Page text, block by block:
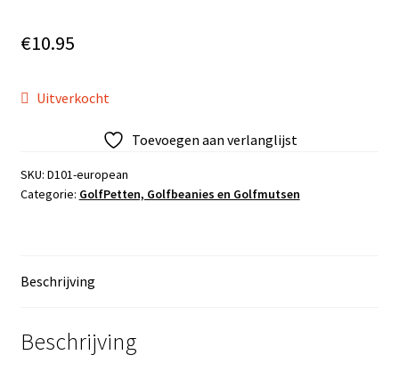
€10.95
Uitverkocht
Toevoegen aan verlanglijst
SKU: D101-european
Categorie: GolfPetten, Golfbeanies en Golfmutsen
Beschrijving
Beschrijving